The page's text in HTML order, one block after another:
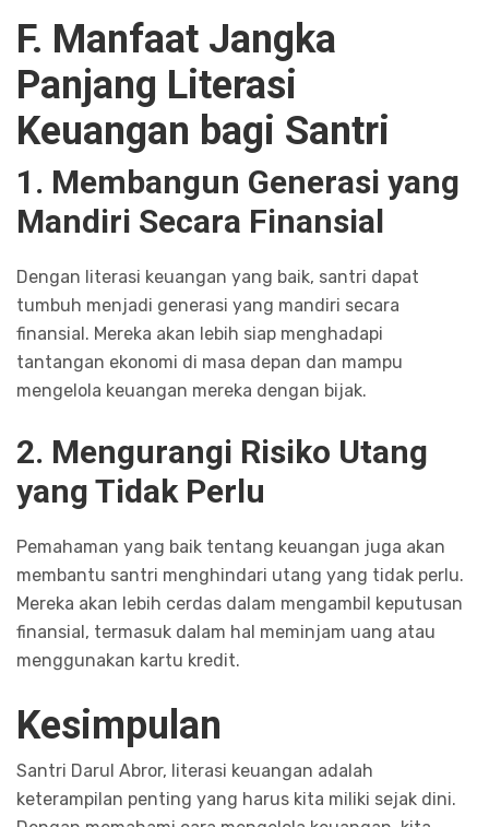
F. Manfaat Jangka
Panjang Literasi
Keuangan bagi Santri
1. Membangun Generasi yang
Mandiri Secara Finansial
Dengan literasi keuangan yang baik, santri dapat
tumbuh menjadi generasi yang mandiri secara
finansial. Mereka akan lebih siap menghadapi
tantangan ekonomi di masa depan dan mampu
mengelola keuangan mereka dengan bijak.
2. Mengurangi Risiko Utang
yang Tidak Perlu
Pemahaman yang baik tentang keuangan juga akan
membantu santri menghindari utang yang tidak perlu.
Mereka akan lebih cerdas dalam mengambil keputusan
finansial, termasuk dalam hal meminjam uang atau
menggunakan kartu kredit.
Kesimpulan
Santri Darul Abror, literasi keuangan adalah
keterampilan penting yang harus kita miliki sejak dini.